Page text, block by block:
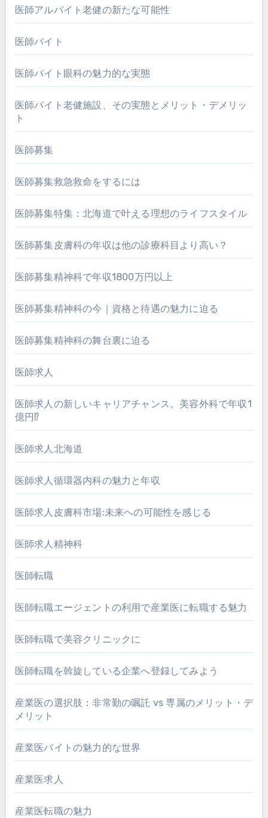
医師アルバイト老健の新たな可能性
医師バイト
医師バイト眼科の魅力的な実態
医師バイト老健施設、その実態とメリット・デメリッ
ト
医師募集
医師募集救急救命をするには
医師募集特集：北海道で叶える理想のライフスタイル
医師募集皮膚科の年収は他の診療科目より高い？
医師募集精神科で年収1800万円以上
医師募集精神科の今｜資格と待遇の魅力に迫る
医師募集精神科の舞台裏に迫る
医師求人
医師求人の新しいキャリアチャンス。美容外科で年収1
億円⁉
医師求人北海道
医師求人循環器内科の魅力と年収
医師求人皮膚科市場:未来への可能性を感じる
医師求人精神科
医師転職
医師転職エージェントの利用で産業医に転職する魅力
医師転職で美容クリニックに
医師転職を斡旋している企業へ登録してみよう
産業医の選択肢：非常勤の嘱託 vs 専属のメリット・デ
メリット
産業医バイトの魅力的な世界
産業医求人
産業医転職の魅力